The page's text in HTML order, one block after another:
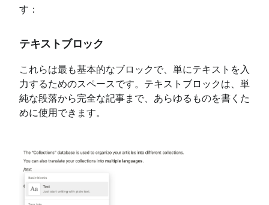
す：
テキストブロック
これらは最も基本的なブロックで、単にテキストを入
力するためのスペースです。テキストブロックは、単
純な段落から完全な記事まで、あらゆるものを書くた
めに使用できます。